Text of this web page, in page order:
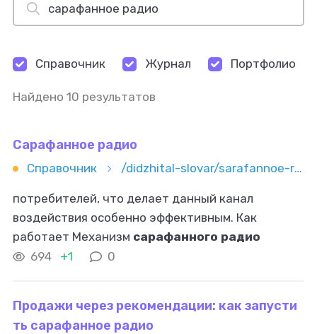
Справочник Журнал Портфолио
Найдено 10 результатов
Сарафанное радио
Справочник /didzhital-slovar/sarafannoe-radio
потребителей, что делает данный канал
воздействия особенно эффективным. Как
работает Механизм сарафанного радио
основан на опыте, который получает человек
694 +1 0
Продажи через рекомендации: как запусти
ть сарафанное радио